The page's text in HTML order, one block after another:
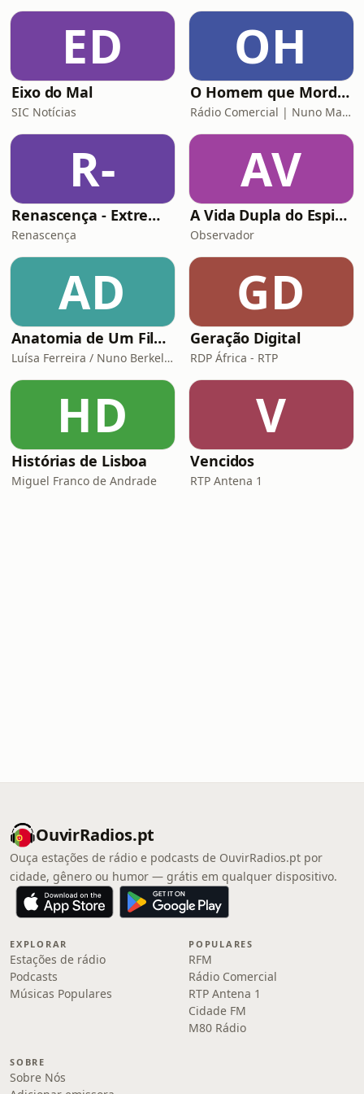
ED
Eixo do Mal
SIC Notícias
OH
O Homem que Mordeu o Cão
Rádio Comercial | Nuno Markl
R-
Renascença - Extremamente Desagradável
Renascença
AV
A Vida Dupla do Espião Traidor
Observador
AD
Anatomia de Um Filme de Terror
Luísa Ferreira / Nuno Berkeley Cotter
GD
Geração Digital
RDP África - RTP
HD
Histórias de Lisboa
Miguel Franco de Andrade
V
Vencidos
RTP Antena 1
OuvirRadios.pt
Ouça estações de rádio e podcasts de OuvirRadios.pt por
cidade, gênero ou humor — grátis em qualquer dispositivo.
EXPLORAR
Estações de rádio
Podcasts
Músicas Populares
POPULARES
RFM
Rádio Comercial
RTP Antena 1
Cidade FM
M80 Rádio
SOBRE
Sobre Nós